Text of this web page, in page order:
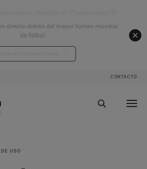
directo detrás del mayor torneo mundial
de fútbol.
CONTACTO
USO